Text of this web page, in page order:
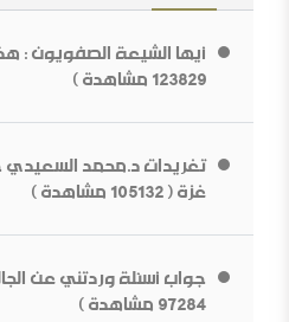
ما قولك في أبوي الرسول
بناء الشخصية السلفية في ظل
أيها الشيعة الصفويون :
123829 مشاهدة )
تغريدات د.محمد
غزة ( 105132 مشاهدة )
جواب أسئلة وردتني عن
97284 مشاهدة )